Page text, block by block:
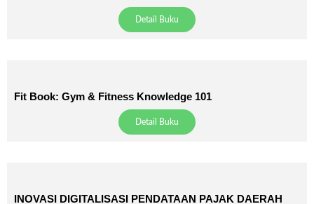
Detail Buku
Fit Book: Gym & Fitness Knowledge 101
Detail Buku
INOVASI DIGITALISASI PENDATAAN PAJAK DAERAH